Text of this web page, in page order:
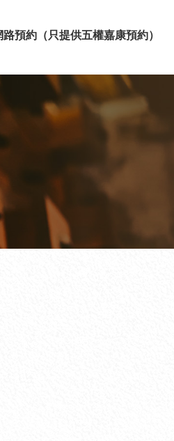
預約（只提供五權嘉康預約）